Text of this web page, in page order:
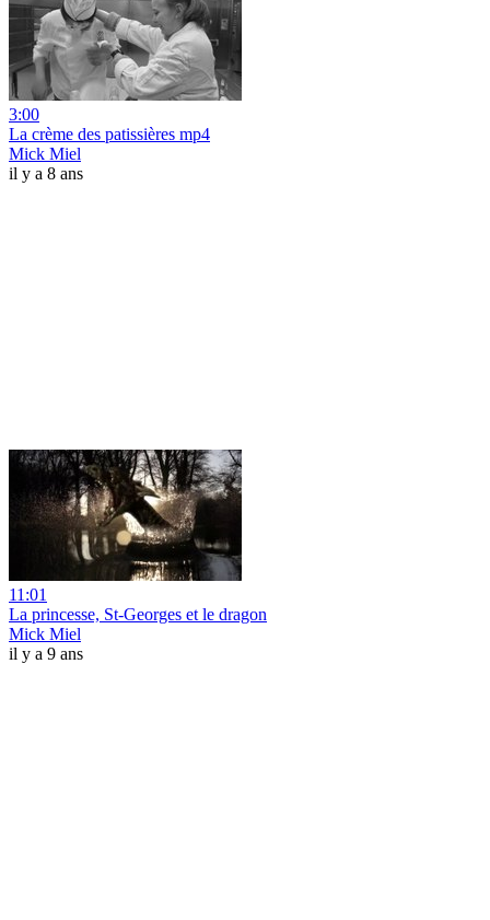
3:00
La crème des patissières mp4
Mick Miel
il y a 8 ans
11:01
La princesse, St-Georges et le dragon
Mick Miel
il y a 9 ans